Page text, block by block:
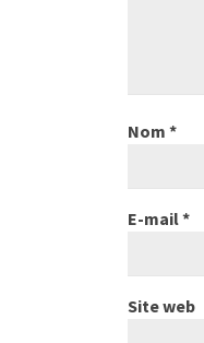
Nom *
E-mail*
Site web